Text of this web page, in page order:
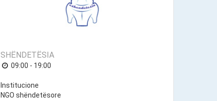
SHËNDETËSIA
09:00 - 19:00
Institucione
NGO shëndetësore